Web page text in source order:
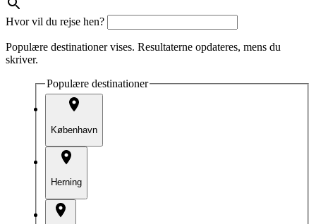
Hvor vil du rejse hen?
Populære destinationer vises. Resultaterne opdateres, mens du
skriver.
Populære destinationer
København
Herning